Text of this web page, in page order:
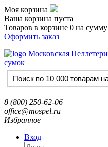
Моя корзина
Ваша корзина пуста
Товаров в корзине 0 на сумму
Оформить заказ
8 (800) 250-62-06
office@mospel.ru
Избранное
Вход